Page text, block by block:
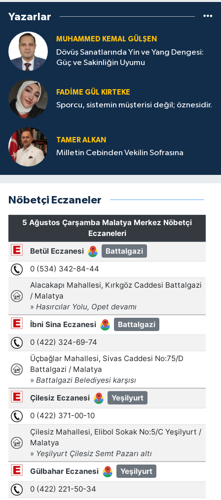
Yazarlar
MUHAMMED KEMAL GÜLŞEN
Dövüş Sanatlarında Yin ve Yang Dengesi:
Güç ve Sakinliğin Uyumu
FADIME GÜL KIRTEKE
Sporcu, sistemin müşterisi değil; öznesidir.
TAMER ALKAN
Milletin Cebinden Vekilin Sofrasına
Nöbetçi Eczaneler